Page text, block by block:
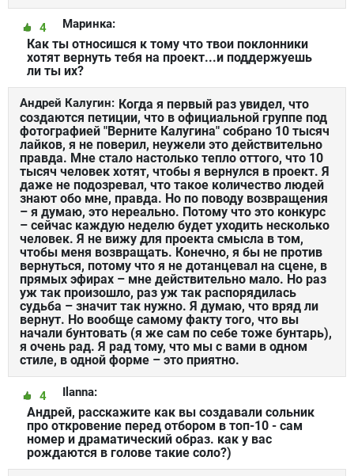
Маринка:
4
Как ты относишся к тому что твои поклонники
хотят вернуть тебя на проект...и поддержуешь
ли ты их?
Андрей Калугин: Когда я первый раз увидел, что
создаются петиции, что в официальной группе под
фотографией "Верните Калугина" собрано 10 тысяч
лайков, я не поверил, неужели это действительно
правда. Мне стало настолько тепло оттого, что 10
тысяч человек хотят, чтобы я вернулся в проект. Я
даже не подозревал, что такое количество людей
знают обо мне, правда. Но по поводу возвращения
– я думаю, это нереально. Потому что это конкурс
– сейчас каждую неделю будет уходить несколько
человек. Я не вижу для проекта смысла в том,
чтобы меня возвращать. Конечно, я бы не против
вернуться, потому что я не дотанцевал на сцене, в
прямых эфирах – мне действительно мало. Но раз
уж так произошло, раз уж так распорядилась
судьба – значит так нужно. Я думаю, что вряд ли
вернут. Но вообще самому факту того, что вы
начали бунтовать (я же сам по себе тоже бунтарь),
я очень рад. Я рад тому, что мы с вами в одном
стиле, в одной форме – это приятно.
Ilanna:
4
Андрей, расскажите как вы создавали сольник
про откровение перед отбором в топ-10 - сам
номер и драматический образ. как у вас
рождаются в голове такие соло?)